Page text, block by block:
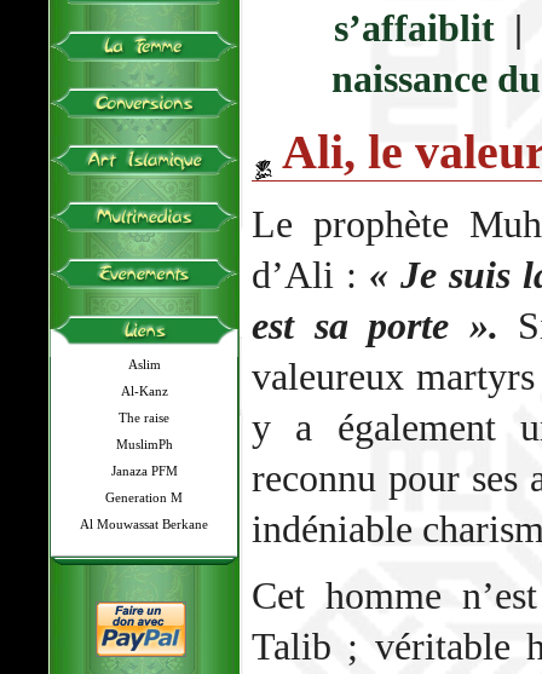
Aslim
Al-Kanz
The raise
MuslimPh
Janaza PFM
Generation M
Al Mouwassat Berkane
s’affaiblit|
naissance
Ali, le
Le prophète
d’Ali : « Je suis
est sa porte ».
valeureux
y a également
reconnu pour ses
indéniable
Cet homme
Talib ; véritable